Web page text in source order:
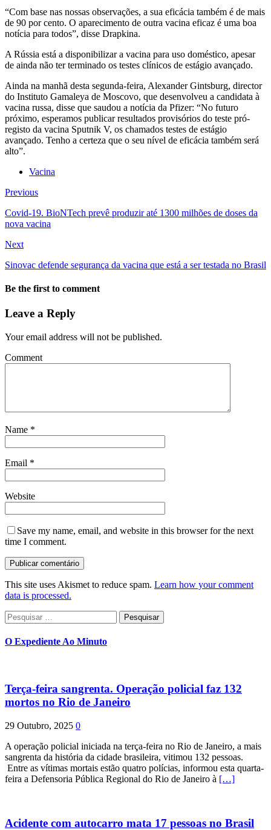
“Com base nas nossas observações, a sua eficácia também é de mais
de 90 por cento. O aparecimento de outra vacina eficaz é uma boa
notícia para todos”, disse Drapkina.
A Rússia está a disponibilizar a vacina para uso doméstico, apesar
de ainda não ter terminado os testes clínicos de estágio avançado.
Ainda na manhã desta segunda-feira, Alexander Gintsburg, director
do Instituto Gamaleya de Moscovo, que desenvolveu a candidata à
vacina russa, disse que saudou a notícia da Pfizer: “No futuro
próximo, esperamos publicar resultados provisórios do teste pró-
registo da vacina Sputnik V, os chamados testes de estágio
avançado. Tenho a certeza que o seu nível de eficácia também será
alto”.
Vacina
Previous
Covid-19. BioNTech prevê produzir até 1300 milhões de doses da
nova vacina
Next
Sinovac defende segurança da vacina que está a ser testada no Brasil
Be the first to comment
Leave a Reply
Your email address will not be published.
Comment
Name *
Email *
Website
Save my name, email, and website in this browser for the next
time I comment.
This site uses Akismet to reduce spam. Learn how your comment
data is processed.
Pesquisar
por:
O Expediente Ao Minuto
Terça-feira sangrenta. Operação policial faz 132
mortos no Rio de Janeiro
29 Outubro, 2025 0
A operação policial iniciada na terça-feira no Rio de Janeiro, a mais
sangrenta da história da cidade brasileira, vitimou 132 pessoas.
Entre as vítimas mortais estão quatro polícias, informou esta quarta-
feira a Defensoria Pública Regional do Rio de Janeiro à […]
Acidente com autocarro mata 17 pessoas no Brasil